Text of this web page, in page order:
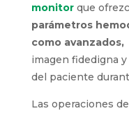
monitorque
parámetros
como avanzados,
imagen fidedigna y
del paciente
Las operaciones